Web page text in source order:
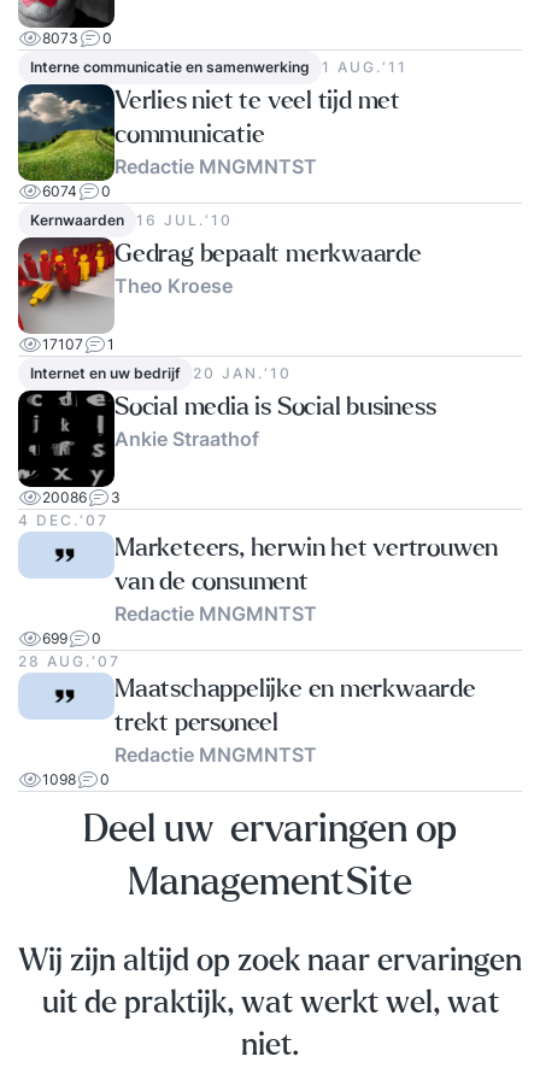
8073
0
Interne communicatie en samenwerking
1 AUG.‘11
Verlies niet te veel tijd met
communicatie
Redactie MNGMNTST
6074
0
Kernwaarden
16 JUL.‘10
Gedrag bepaalt merkwaarde
Theo Kroese
17107
1
Internet en uw bedrijf
20 JAN.‘10
Social media is Social business
Ankie Straathof
20086
3
4 DEC.‘07
Marketeers, herwin het vertrouwen
van de consument
Redactie MNGMNTST
699
0
28 AUG.‘07
Maatschappelijke en merkwaarde
trekt personeel
Redactie MNGMNTST
1098 0
Deel uw ervaringen op
ManagementSite
Wij zijn altijd op zoek naar ervaringen
uit de praktijk, wat werkt wel, wat
niet.